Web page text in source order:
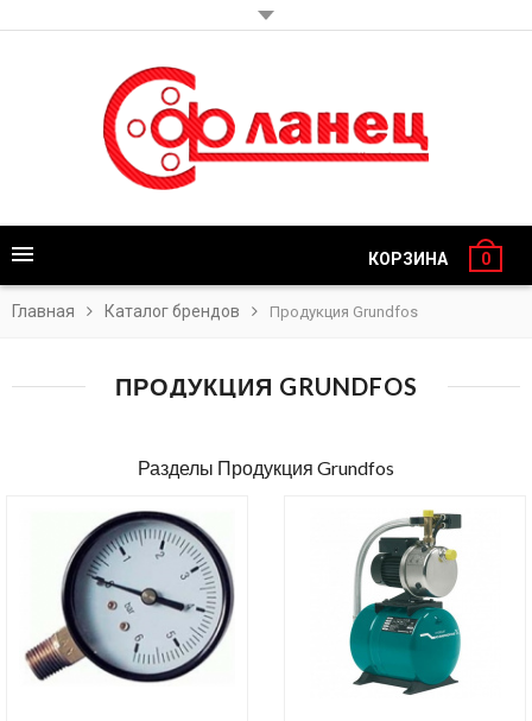
КОРЗИНА 0
Главная Каталог брендов Продукция Grundfos
ПРОДУКЦИЯ GRUNDFOS
Разделы Продукция Grundfos